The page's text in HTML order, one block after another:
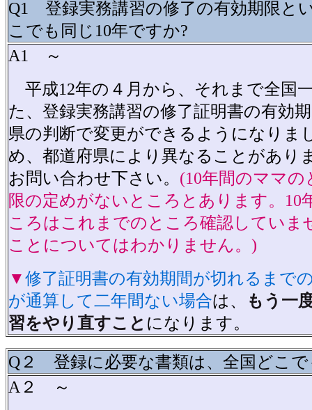
Q1 登録実務講習の修了の有効期限と
こでも同じ10年ですか?
A1 ～
平成12年の４月から、それまで全国
た、登録実務講習の修了証明書の有効
県の判断で変更ができるようになりま
め、都道府県により異なることがあり
お問い合わせ下さい。 (10年間のママ
限の定めがないところとあります。10
ころはこれまでのところ確認していま
ことについてはわかりません。)
▼修了証明書の有効期間が切れるまで
が通算して二年間ない場合は、
もう一
習をやり直すこと になります。
Q２ 登録に必要な書類は、全国どこで
A２ ～